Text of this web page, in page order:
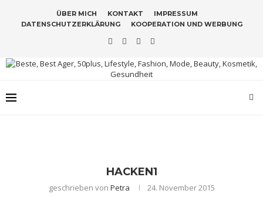
ÜBER MICH KONTAKT
IMPRESSUM
DATENSCHUTZERKLÄRUNG
KOOPERATION UND WERBUNG
HACKEN1
geschrieben von Petra 24. November 2015